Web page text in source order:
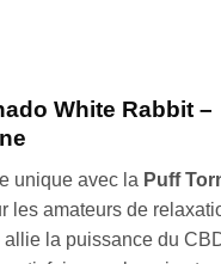
White Rabbit –
unique avec la Puff
les amateurs de
allie la puissance du